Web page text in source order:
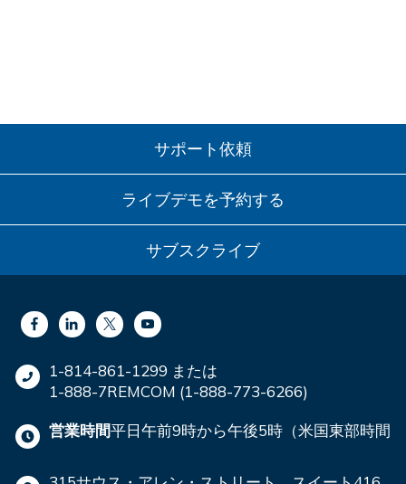
サポート依頼
ライブデモを予約する
サブスクライブ
1-814-861-1299 または
1-888-7REMCOM (1-888-773-6266)
営業時間平日午前9時から午後5時（米国東部時間